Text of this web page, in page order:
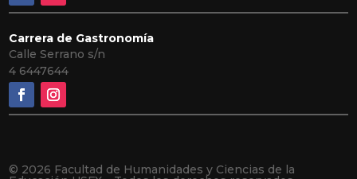
Carrera de Gastronomía
Calle Serrano s/n
4 6447644
© 2026 Facultad de Humanidades y Ciencias de la